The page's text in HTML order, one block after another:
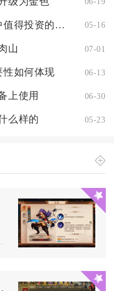
少年三国志2群雄暗金阵容中值得投资的角色有哪些 05-16
山 07-01
性如何体现 06-13
上使用 06-30
么样的 05-23
有哪些